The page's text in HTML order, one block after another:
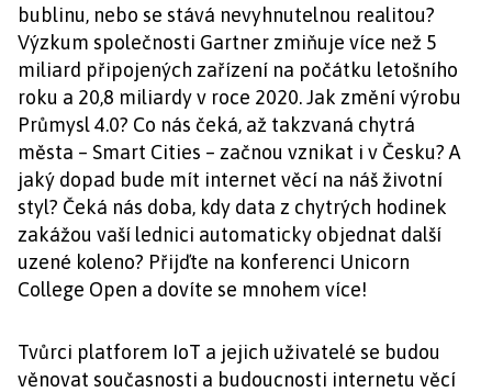
bublinu, nebo se stává nevyhnutelnou realitou?
Výzkum společnosti Gartner zmiňuje více než 5
miliard připojených zařízení na počátku letošního
roku a 20,8 miliardy v roce 2020. Jak změní výrobu
Průmysl 4.0? Co nás čeká, až takzvaná chytrá
města – Smart Cities – začnou vznikat i v Česku? A
jaký dopad bude mít internet věcí na náš životní
styl? Čeká nás doba, kdy data z chytrých hodinek
zakážou vaší lednici automaticky objednat další
uzené koleno? Přijďte na konferenci Unicorn
College Open a dovíte se mnohem více!
Tvůrci platforem IoT a jejich uživatelé se budou
věnovat současnosti a budoucnosti internetu věcí